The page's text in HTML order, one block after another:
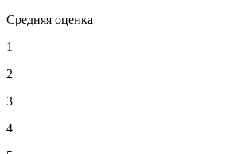
Средняя оценка
1
2
3
4